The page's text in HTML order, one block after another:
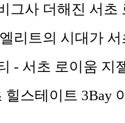
그사 더해진 서
리트의 시대가
- 서초 로이움 지
힐스테이트